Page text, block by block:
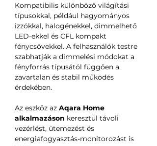
Kompatibilis különböző világítási
típusokkal, például hagyományos
izzókkal, halogénekkel, dimmelhető
LED-ekkel és CFL kompakt
fénycsövekkel. A felhasználók testre
szabhatják a dimmelési módokat a
fényforrás típusától függően a
zavartalan és stabil működés
érdekében.
Az eszköz az Aqara Home
alkalmazáson keresztül távoli
vezérlést, ütemezést és
energiafogyasztás-monitorozást is